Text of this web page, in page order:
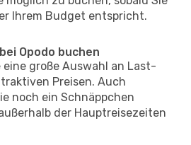
Ihrem Budget entspricht.
Opodo buchen
eine große Auswahl an Last-
Preisen. Auch
noch ein Schnäppchen
der Hauptreisezeiten